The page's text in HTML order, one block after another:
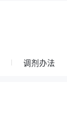
调剂办法